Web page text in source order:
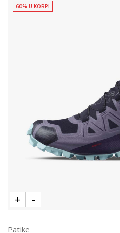
60% U KORPI
Patike